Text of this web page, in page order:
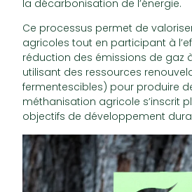
la décarbonisation de l’énergie.
Ce processus permet de
agricoles tout en participant à
réduction des émissions de gaz
utilisant des ressources
fermentescibles) pour produire
méthanisation agricole s’inscrit
objectifs de développement